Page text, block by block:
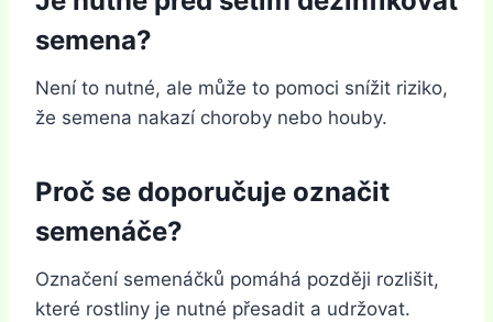
semena?
Není to nutné, ale může to pomoci snížit riziko,
že semena nakazí choroby nebo houby.
Proč se doporučuje označit
semenáče?
Označení semenáčků pomáhá později rozlišit,
které rostliny je nutné přesadit a udržovat.